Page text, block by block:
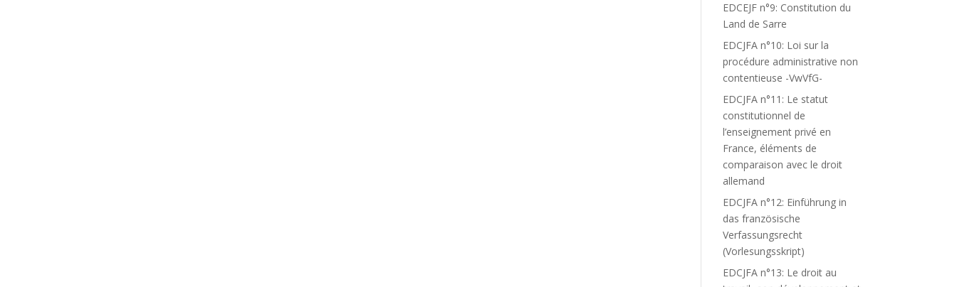
EDCEJF n°9: Constitution du
Land de Sarre
EDCJFA n°10: Loi sur la
procédure administrative non
contentieuse -VwVfG-
EDCJFA n°11: Le statut
constitutionnel de
l’enseignement privé en
France, éléments de
comparaison avec le droit
allemand
EDCJFA n°12: Einführung in
das französische
Verfassungsrecht
(Vorlesungsskript)
EDCJFA n°13: Le droit au